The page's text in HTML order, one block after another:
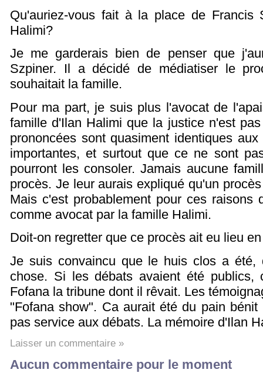
Qu'auriez-vous fait à la place de Francis
Halimi?
Je me garderais bien de penser que
Szpiner. Il a décidé de médiatiser le
souhaitait la famille.
Pour ma part, je suis plus l'avocat de
famille d'Ilan Halimi que la justice n'est
prononcées sont quasiment identiques
importantes, et surtout que ce ne sont
pourront les consoler. Jamais aucune
procès. Je leur aurais expliqué qu'un
Mais c'est probablement pour ces raisons
comme avocat par la famille Halimi.
Doit-on regretter que ce procès ait eu lieu
Je suis convaincu que le huis clos a été,
chose. Si les débats avaient été publics,
Fofana la tribune dont il rêvait. Les
"Fofana show". Ca aurait été du pain
pas service aux débats. La mémoire d'Ilan
Laisser un commentaire »
Aucun commentaire pour le moment